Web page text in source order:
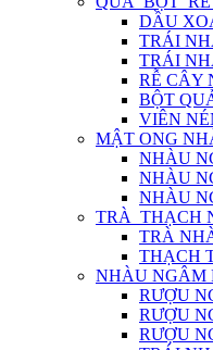
DẦU
TRÁI
TRÁI
RỄ CÂY
BỘT
VIÊN
MẬT ONG
NHÀU
NHÀU
NHÀU
TRÀ_THẠCH
TRÀ
THẠCH
NHÀU NGÂM
RƯỢU
RƯỢU
RƯỢU